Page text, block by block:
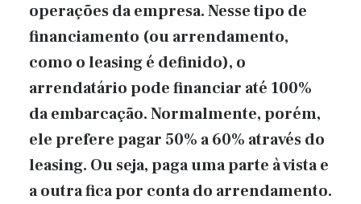
operações da empresa. Nesse tipo de
financiamento (ou arrendamento,
como o leasing é definido), o
arrendatário pode financiar até 100%
da embarcação. Normalmente, porém,
ele prefere pagar 50% a 60% através do
leasing. Ou seja, paga uma parte à vista e
a outra fica por conta do arrendamento.